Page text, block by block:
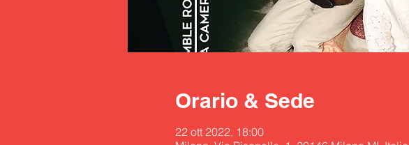
Orario & Sede
22 ott 2022, 18:00